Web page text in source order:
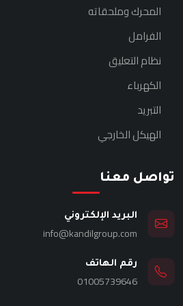
المحرك وملحقاته
الفرامل
نظام التعليق
الكهرباء
التبريد
الهيكل الخارجي
تواصل معنا
البريد الإلكتروني
info@kandilgroup.com
رقم الهاتف
01005739646